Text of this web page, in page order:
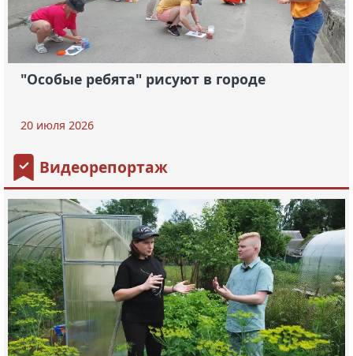
"Особые ребята" рисуют в городе
20 июля 2026
Видеорепортаж